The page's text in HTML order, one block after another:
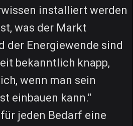
installiert werden
was der Markt
der Energiewende sind
bekanntlich knapp,
wenn man sein
einbauen kann."
jeden Bedarf eine